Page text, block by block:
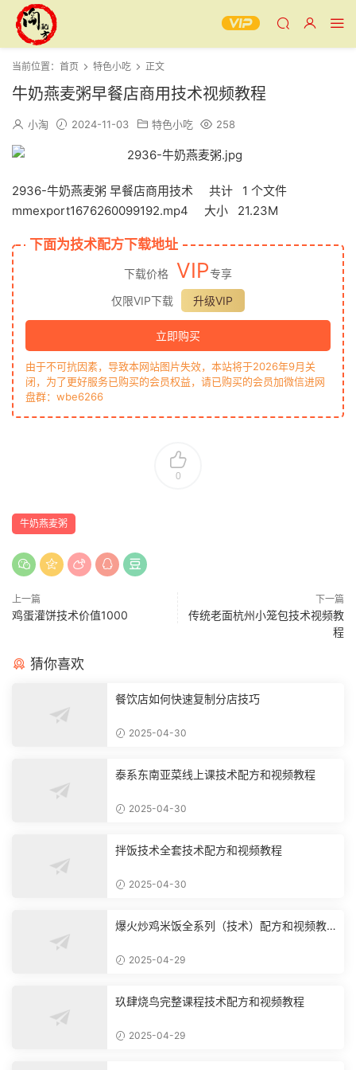
当前位置： 首页 特色小吃 正文
牛奶燕麦粥早餐店商用技术视频教程
小淘 2024-11-03 特色小吃 258
2936-牛奶燕麦粥 早餐店商用技术 共计 1 个文件
mmexport1676260099192.mp4 大小 21.23M
下面为技术配方下载地址
下载价格 VIP专享
仅限VIP下载
升级VIP
立即购买
由于不可抗因素，导致本网站图片失效，本站将于2026年9月关
闭，为了更好服务已购买的会员权益，请已购买的会员加微信进网
盘群：wbe6266
0
牛奶燕麦粥
上一篇
鸡蛋灌饼技术价值1000
下一篇
传统老面杭州小笼包技术视频教
程
猜你喜欢
餐饮店如何快速复制分店技巧
2025-04-30
泰系东南亚菜线上课技术配方和视频教程
2025-04-30
拌饭技术全套技术配方和视频教程
2025-04-30
爆火炒鸡米饭全系列（技术）配方和视频教
2025-04-29
玖肆烧鸟完整课程技术配方和视频教程
2025-04-29